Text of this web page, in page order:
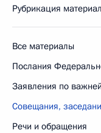
Рубрикация
Все материалы
Послания
Заявления по
Совещания,
Речи и обращения